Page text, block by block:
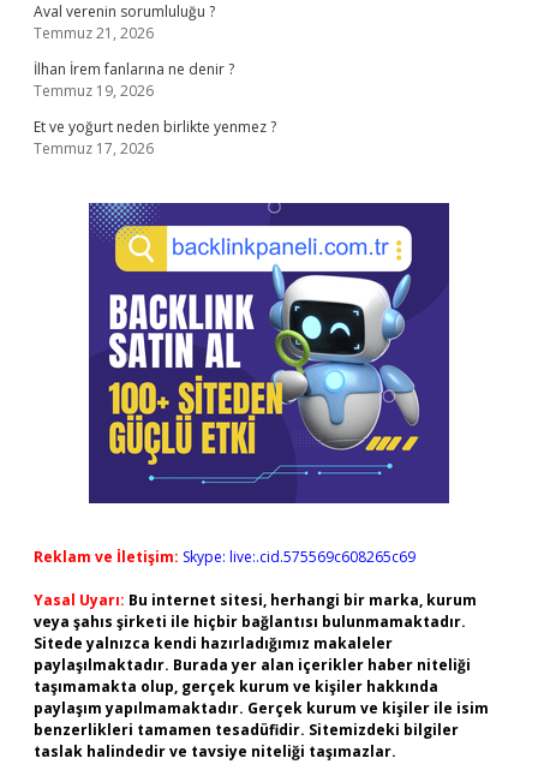
Aval verenin sorumluluğu ?
Temmuz 21, 2026
İlhan İrem fanlarına ne denir ?
Temmuz 19, 2026
Et ve yoğurt neden birlikte yenmez ?
Temmuz 17, 2026
Reklam ve İletişim: Skype: live:.cid.575569c608265c69
Yasal Uyarı: Bu internet sitesi, herhangi bir marka, kurum
veya şahıs şirketi ile hiçbir bağlantısı bulunmamaktadır.
Sitede yalnızca kendi hazırladığımız makaleler
paylaşılmaktadır. Burada yer alan içerikler haber niteliği
taşımamakta olup, gerçek kurum ve kişiler hakkında
paylaşım yapılmamaktadır. Gerçek kurum ve kişiler ile isim
benzerlikleri tamamen tesadüfidir. Sitemizdeki bilgiler
taslak halindedir ve tavsiye niteliği taşımazlar.